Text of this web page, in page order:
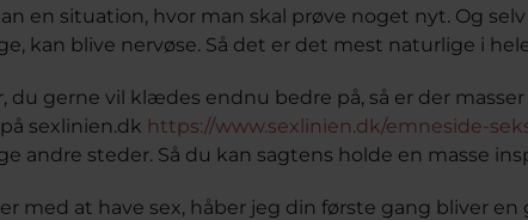
en situation, hvor man skal prøve noget nyt. Og
kan blive nervøse. Så det er det mest naturlige i
du gerne vil klædes endnu bedre på, så er der masser
sexlinien.dk https://www.sexlinien.dk/emneside-
andre steder. Så du kan sagtens holde en masse
med at have sex, håber jeg din første gang bliver en